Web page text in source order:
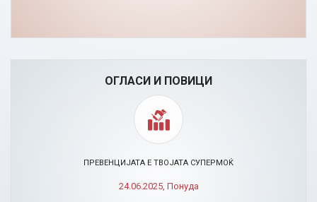
ОГЛАСИ И ПОВИЦИ
ПРЕВЕНЦИЈАТА Е ТВОЈАТА СУПЕРМОЌ
24.06.2025, Понуда